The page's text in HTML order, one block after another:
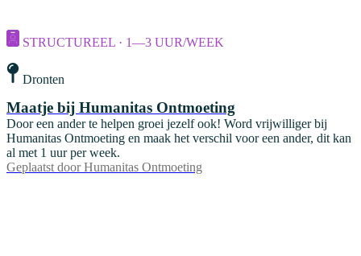
STRUCTUREEL · 1—3 UUR/WEEK
Dronten
Maatje bij Humanitas Ontmoeting
Door een ander te helpen groei jezelf ook! Word vrijwilliger bij
Humanitas Ontmoeting en maak het verschil voor een ander, dit kan
al met 1 uur per week.
Geplaatst door Humanitas Ontmoeting